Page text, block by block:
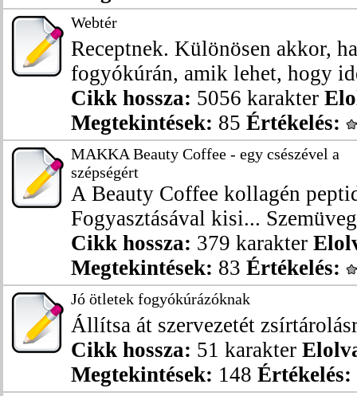
Webtér
Receptnek. Különösen akkor,
fogyókúrán, amik lehet, hogy
Cikk hossza: 5056 karakter
Megtekintések: 85 Értékelés:
MAKKA Beauty Coffee - egy csészével a
szépségért
A Beauty Coffee kollagén
Fogyasztásával kisi...
Cikk hossza: 379 karakter
Megtekintések: 83 Értékelés:
Jó ötletek fogyókúrázóknak
Állítsa át szervezetét
Cikk hossza: 51 karakter
Megtekintések: 148 Értékelés: